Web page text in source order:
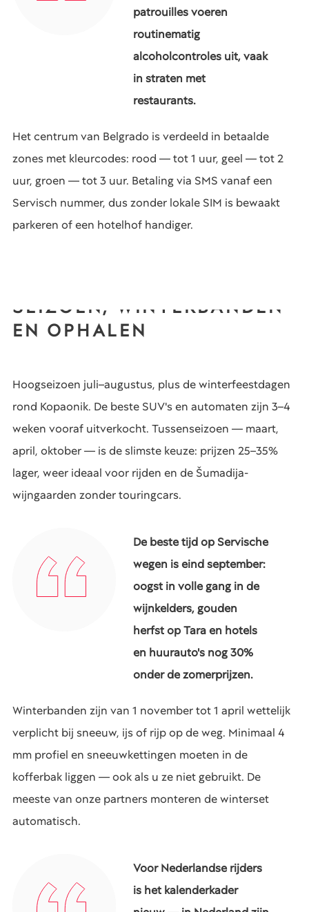
patrouilles voeren
routinematig
alcoholcontroles uit, vaak
in straten met
restaurants.
Het centrum van Belgrado is verdeeld in betaalde
zones met kleurcodes: rood — tot 1 uur, geel — tot 2
uur, groen — tot 3 uur. Betaling via SMS vanaf een
Servisch nummer, dus zonder lokale SIM is bewaakt
parkeren of een hotelhof handiger.
SEIZOEN, WINTERBANDEN
EN OPHALEN
Hoogseizoen juli–augustus, plus de winterfeestdagen
rond Kopaonik. De beste SUV's en automaten zijn 3–4
weken vooraf uitverkocht. Tussenseizoen — maart,
april, oktober — is de slimste keuze: prijzen 25–35%
lager, weer ideaal voor rijden en de Šumadija-
wijngaarden zonder touringcars.
De beste tijd op Servische
wegen is eind september:
oogst in volle gang in de
wijnkelders, gouden
herfst op Tara en hotels
en huurauto's nog 30%
onder de zomerprijzen.
Winterbanden zijn van 1 november tot 1 april wettelijk
verplicht bij sneeuw, ijs of rijp op de weg. Minimaal 4
mm profiel en sneeuwkettingen moeten in de
kofferbak liggen — ook als u ze niet gebruikt. De
meeste van onze partners monteren de winterset
automatisch.
Voor Nederlandse rijders
is het kalenderkader